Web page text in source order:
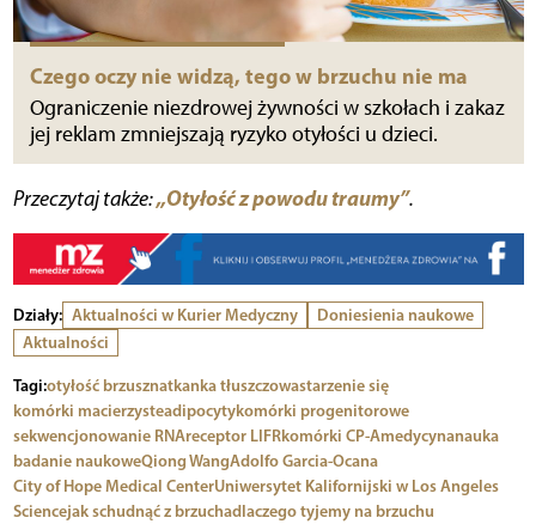
Czego oczy nie widzą, tego w brzuchu nie ma
Ograniczenie niezdrowej żywności w szkołach i zakaz
jej reklam zmniejszają ryzyko otyłości u dzieci.
Przeczytaj także:„Otyłość z powodu traumy”.
Działy: Aktualności w Kurier Medyczny
Doniesienia naukowe
Aktualności
Tagi:otyłość brzusznatkanka tłuszczowastarzenie się
komórki macierzysteadipocytykomórki progenitorowe
sekwencjonowanie RNAreceptor LIFRkomórki CP-Amedycynanauka
badanie naukoweQiong WangAdolfo Garcia-Ocana
City of Hope Medical CenterUniwersytet Kalifornijski w Los Angeles
Sciencejak schudnąć z brzuchadlaczego tyjemy na brzuchu